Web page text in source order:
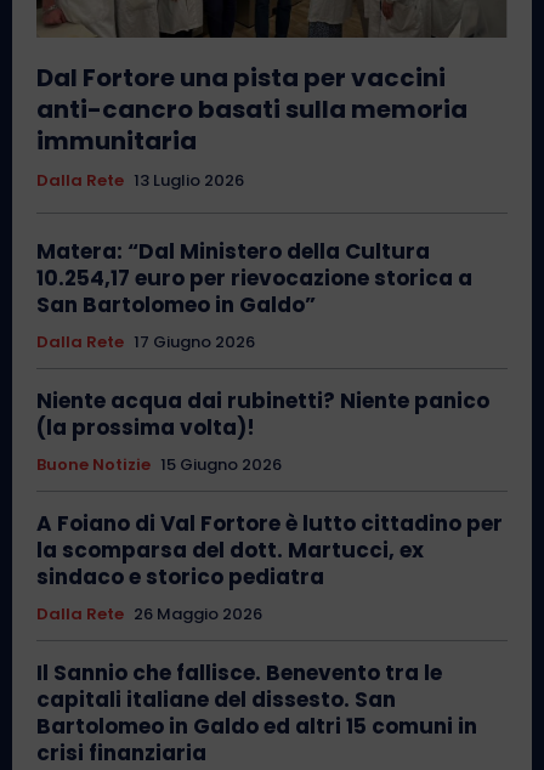
Dal Fortore una pista per vaccini
anti-cancro basati sulla memoria
immunitaria
Dalla Rete 13 Luglio 2026
Matera: “Dal Ministero della Cultura
10.254,17 euro per rievocazione storica a
San Bartolomeo in Galdo”
Dalla Rete 17 Giugno 2026
Niente acqua dai rubinetti? Niente panico
(la prossima volta)!
Buone Notizie 15 Giugno 2026
A Foiano di Val Fortore è lutto cittadino per
la scomparsa del dott. Martucci, ex
sindaco e storico pediatra
Dalla Rete 26 Maggio 2026
Il Sannio che fallisce. Benevento tra le
capitali italiane del dissesto. San
Bartolomeo in Galdo ed altri 15 comuni in
crisi finanziaria